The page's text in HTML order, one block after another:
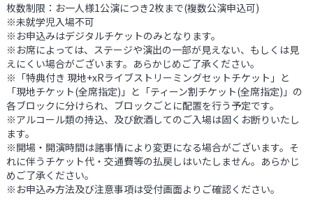
枚数制限：お一人様1公演につき2枚まで(複数公演申込可)
※未就学児入場不可
※お申込みはデジタルチケットのみとなります。
※お席によっては、ステージや演出の一部が見えない、もしくは見
えにくい場合がございます。あらかじめご了承ください。
※「特典付き 現地+xRライブストリーミングセットチケット」と
「現地チケット(全席指定)」と「ティーン割チケット(全席指定)」の
各ブロックに分けられ、ブロックごとに配置を行う予定です。
※アルコール類の持込、及び飲酒してのご入場は固くお断りいたし
ます。
※開場・開演時間は諸事情により変更になる場合がございます。そ
れに伴うチケット代・交通費等の払戻しはいたしません。あらかじ
めご了承ください。
※お申込み方法及び注意事項は受付画面よりご確認ください。